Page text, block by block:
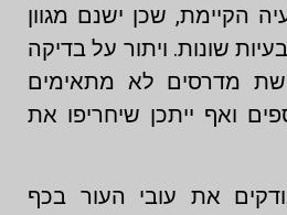
הקיימת, שכן ישנם מגוון
שונות. ויתור על בדיקה
מדרסים לא מתאימים
ואף ייתכן שיחריפו את
את עובי העור בכף